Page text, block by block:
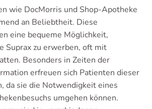
wie DocMorris und Shop-Apotheke
an Beliebtheit. Diese
eine bequeme Möglichkeit,
Suprax zu erwerben, oft mit
Besonders in Zeiten der
erfreuen sich Patienten dieser
da sie die Notwendigkeit eines
umgehen können.